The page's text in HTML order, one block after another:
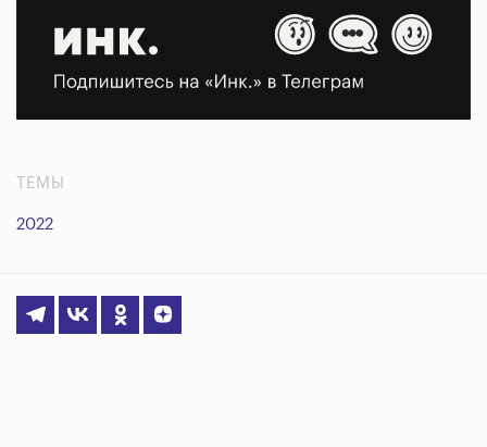
ТЕМЫ
2022